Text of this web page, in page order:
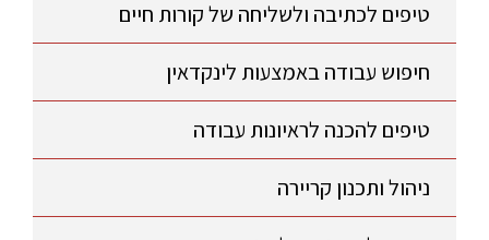
טיפים לכתיבה ולשליחה של קורות חיים
חיפוש עבודה באמצעות לינקדאין
טיפים להכנה לראיונות עבודה
ניהול ותכנון קריירה